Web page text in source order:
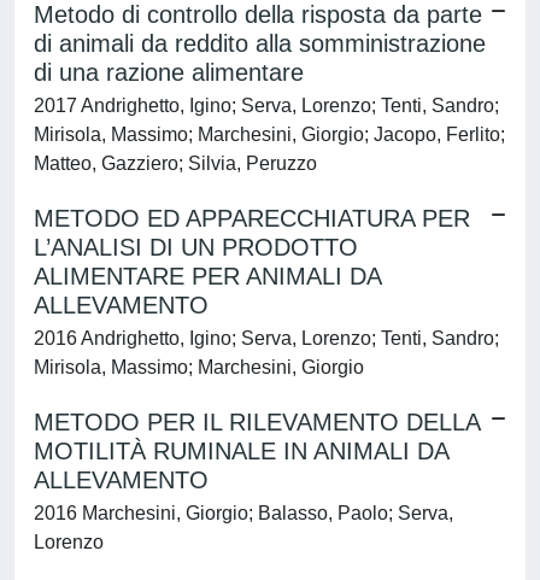
Metodo di controllo della risposta da parte
di animali da reddito alla somministrazione
di una razione alimentare
2017 Andrighetto, Igino; Serva, Lorenzo; Tenti, Sandro;
Mirisola, Massimo; Marchesini, Giorgio; Jacopo, Ferlito;
Matteo, Gazziero; Silvia, Peruzzo
METODO ED APPARECCHIATURA PER
L’ANALISI DI UN PRODOTTO
ALIMENTARE PER ANIMALI DA
ALLEVAMENTO
2016 Andrighetto, Igino; Serva, Lorenzo; Tenti, Sandro;
Mirisola, Massimo; Marchesini, Giorgio
METODO PER IL RILEVAMENTO DELLA
MOTILITÀ RUMINALE IN ANIMALI DA
ALLEVAMENTO
2016 Marchesini, Giorgio; Balasso, Paolo; Serva,
Lorenzo